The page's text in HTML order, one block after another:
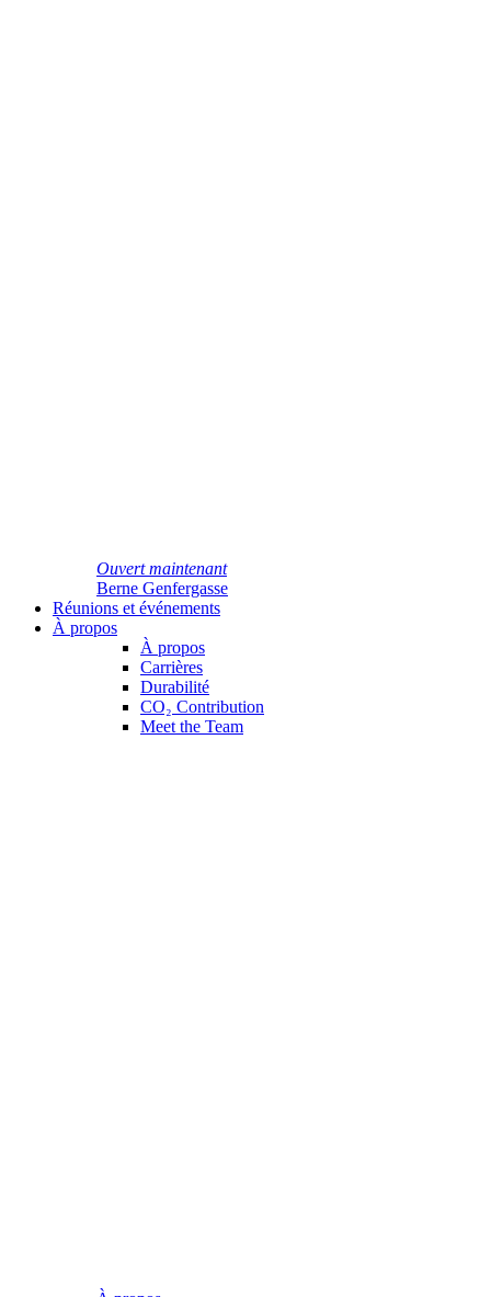
Ouvert maintenant
Berne Genfergasse
Réunions et événements
À propos
À propos
Carrières
Durabilité
CO₂ Contribution
Meet the Team